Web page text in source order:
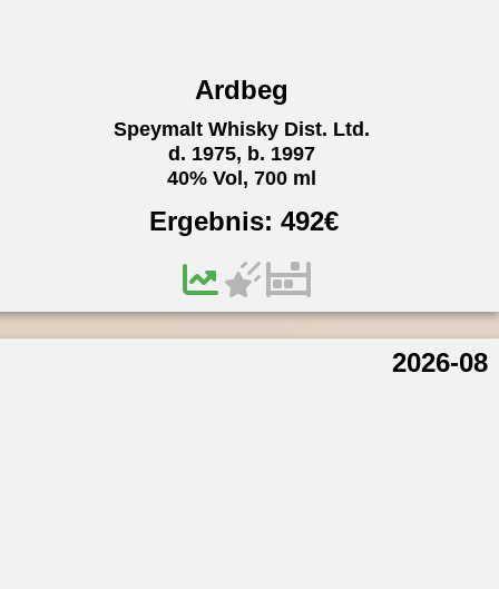
Ardbeg
Speymalt Whisky Dist. Ltd.
d. 1975, b. 1997
40% Vol, 700 ml
Ergebnis: 492€
2026-08